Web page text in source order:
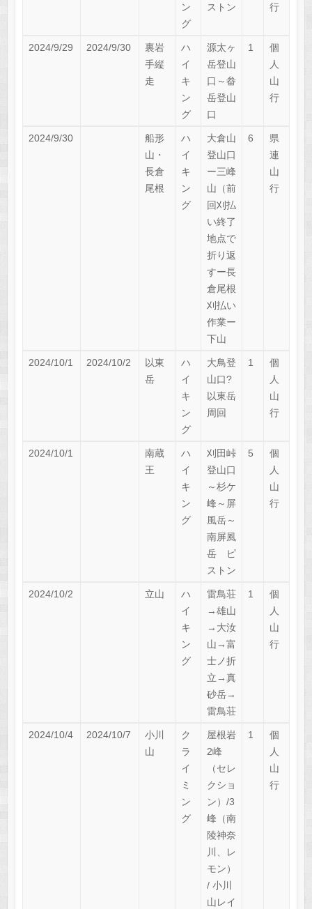
ン
グ
ストン 行
2024/9/29 2024/9/30
裏岩
手縦
走
ハ
イ
キ
ン
グ
源太ヶ
岳登山
口～畚
岳登山
口
1
個
人
山
行
2024/9/30
船形
山・
長倉
尾根
ハ
イ
キ
ン
グ
大倉山
登山口
ー三峰
山（前
回刈払
い終了
地点で
折り返
すー長
倉尾根
刈払い
作業ー
下山
6
県
連
山
行
2024/10/1 2024/10/2
以東
岳
ハ
イ
キ
ン
グ
大鳥登
山口?
以東岳
周回
1
個
人
山
行
2024/10/1
南蔵
王
ハ
イ
キ
ン
グ
刈田峠
登山口
～杉ケ
峰～屏
風岳～
南屏風
岳 ピ
ストン
5
個
人
山
行
2024/10/2 立山
ハ
イ
キ
ン
グ
雷鳥荘
→雄山
→大汝
山→富
士ノ折
立→真
砂岳→
雷鳥荘
1
個
人
山
行
2024/10/4 2024/10/7
小川
山
ク
ラ
イ
ミ
ン
グ
屋根岩
2峰
（セレ
クショ
ン）/3
峰（南
陵神奈
川、レ
モン）
/ 小川
山レイ
1
個
人
山
行